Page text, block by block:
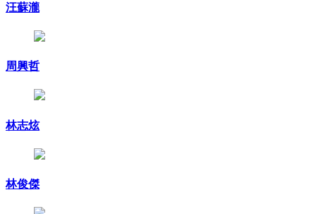
汪蘇瀧
周興哲
林志炫
林俊傑